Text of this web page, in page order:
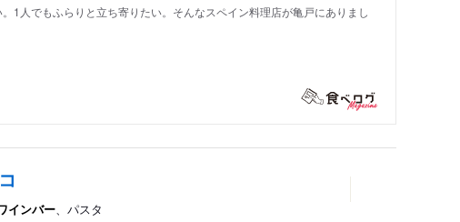
1人でもふらりと立ち寄りたい。そんなスペイン料理店が亀戸にありまし
インバー、パスタ